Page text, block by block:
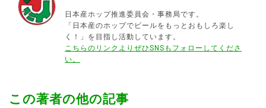
日本産ホップ推進委員会・事務局です。
「日本産のホップでビールをもっとおもしろ楽し
く！」を目指し活動しています。
こちらのリンクよりぜひSNSもフォローしてくださ
い。
この著者の他の記事